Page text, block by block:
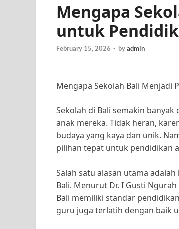
Mengapa
untuk
February 15, 2026 - byadmin
Mengapa Sekolah Bali Menjadi
Sekolah di Bali semakin
anak mereka. Tidak heran,
budaya yang kaya dan unik.
pilihan tepat untuk pendidikan
Salah satu alasan utama
Bali. Menurut Dr. I Gusti
Bali memiliki standar
guru juga terlatih dengan baik